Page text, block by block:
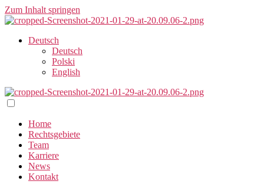
Zum Inhalt springen
Deutsch
Deutsch
Polski
English
Home
Rechtsgebiete
Team
Karriere
News
Kontakt